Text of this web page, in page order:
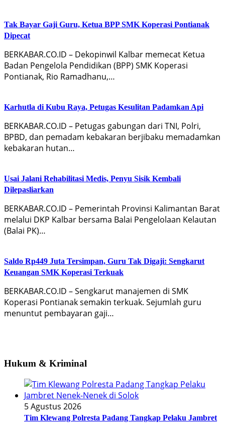
Tak Bayar Gaji Guru, Ketua BPP SMK Koperasi Pontianak
Dipecat
BERKABAR.CO.ID – Dekopinwil Kalbar memecat Ketua
Badan Pengelola Pendidikan (BPP) SMK Koperasi
Pontianak, Rio Ramadhanu,…
Karhutla di Kubu Raya, Petugas Kesulitan Padamkan Api
BERKABAR.CO.ID – Petugas gabungan dari TNI, Polri,
BPBD, dan pemadam kebakaran berjibaku memadamkan
kebakaran hutan…
Usai Jalani Rehabilitasi Medis, Penyu Sisik Kembali
Dilepasliarkan
BERKABAR.CO.ID – Pemerintah Provinsi Kalimantan Barat
melalui DKP Kalbar bersama Balai Pengelolaan Kelautan
(Balai PK)…
Saldo Rp449 Juta Tersimpan, Guru Tak Digaji: Sengkarut
Keuangan SMK Koperasi Terkuak
BERKABAR.CO.ID – Sengkarut manajemen di SMK
Koperasi Pontianak semakin terkuak. Sejumlah guru
menuntut pembayaran gaji…
Hukum & Kriminal
5 Agustus 2026
Tim Klewang Polresta Padang Tangkap Pelaku Jambret